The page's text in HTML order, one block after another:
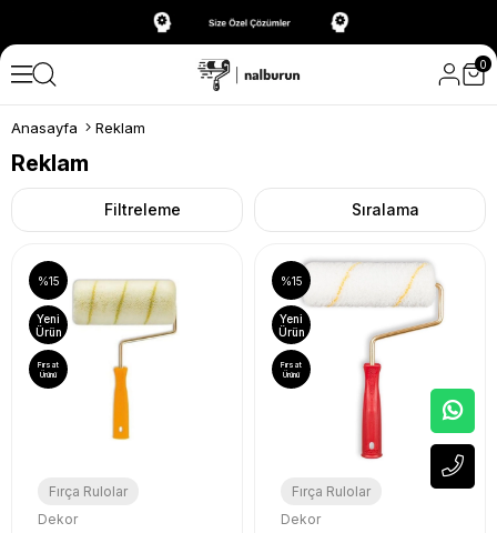
0
Anasayfa Reklam
Reklam
Filtreleme Sıralama
Fırça Rulolar
Dekor
%15
Yeni
Ürün
Fırsat
Ürünü
Fırça Rulolar
Dekor
%15
Yeni
Ürün
Fırsat
Ürünü